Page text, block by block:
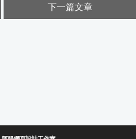
下一篇文章